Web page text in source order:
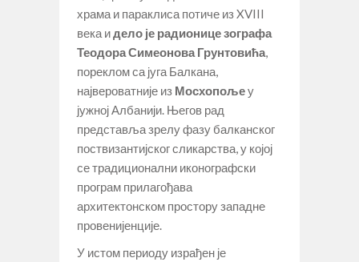
храма и параклиса потиче из XVIII
века и дело је радионице зографа
Теодора Симеонова Грунтовића
пореклом са југа Балкана,
највероватније из Мосхопољеу
јужној Албанији. Његов рад
представља зрелу фазу балканског
поствизантијског сликарства, у којој
се традиционални иконографски
програм прилагођава
архитектонском простору западне
провенијенције.
У истом периоду израђен је